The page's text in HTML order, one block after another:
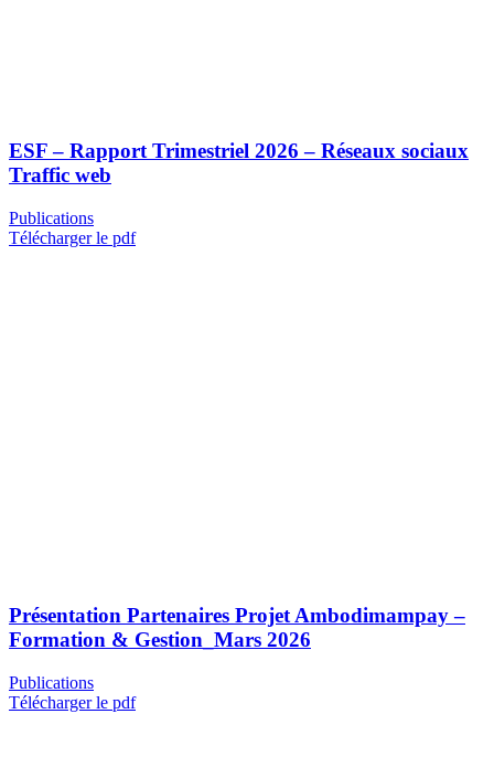
ESF – Rapport Trimestriel 2026 – Réseaux sociaux
Traffic web
Publications
Télécharger le pdf
Présentation Partenaires Projet Ambodimampay –
Formation & Gestion_Mars 2026
Publications
Télécharger le pdf